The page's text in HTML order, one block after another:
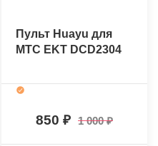
Пульт Huayu для
МТС EKT DCD2304
850 1 000